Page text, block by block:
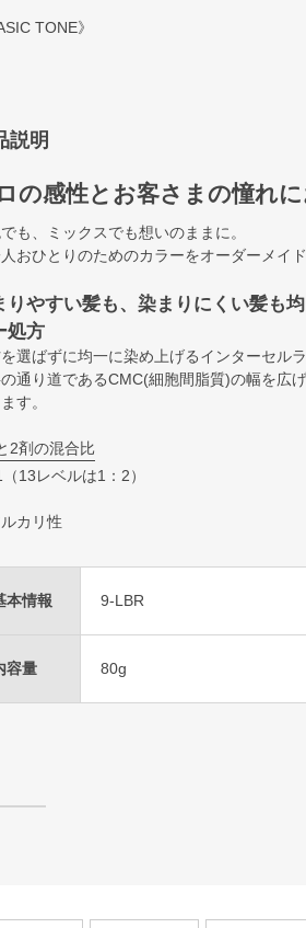
TONE》
説明
の感性とお客さまの憧れ
も、ミックスでも想いのままに。
おひとりのためのカラーをオーダーメイド
りやすい髪も、染まりにくい髪も
処方
選ばずに均一に染め上げるインターセル
通り道であるCMC(細胞間脂質)の幅を広
す。
2剤の混合比
13レベルは1：2）
ルカリ性
本情報 9-LBR
容量 80g